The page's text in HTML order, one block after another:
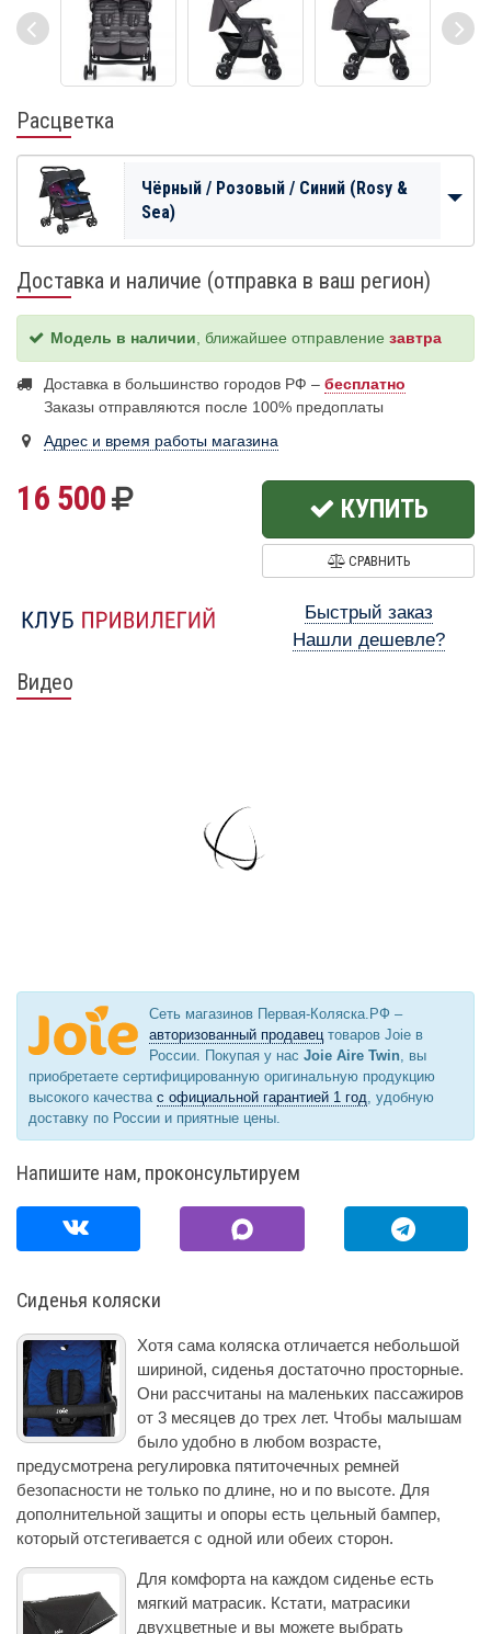
Расцветка
Чёрный / Розовый / Синий (Rosy &
Sea)
Доставка и наличие (отправка в ваш регион)
Модель в наличии , ближайшее отправление завтра
Доставка в большинство городов РФ – бесплатно
Заказы отправляются после 100% предоплаты
Адрес и время работы магазина
16 500 КУПИТЬ
СРАВНИТЬ
Быстрый заказ
Нашли дешевле?
Видео
Сеть магазинов Первая-Коляска.РФ –
авторизованный продавецтоваров Joie в
России. Покупая у нас Joie Aire Twin, вы
приобретаете сертифицированную оригинальную продукцию
высокого качества с официальной гарантией 1 год, удобную
доставку по России и приятные цены.
Напишите нам, проконсультируем
Сиденья коляски
Хотя сама коляска отличается небольшой
шириной, сиденья достаточно просторные.
Они рассчитаны на маленьких пассажиров
от 3 месяцев до трех лет. Чтобы малышам
было удобно в любом возрасте,
предусмотрена регулировка пятиточечных ремней
безопасности не только по длине, но и по высоте. Для
дополнительной защиты и опоры есть цельный бампер,
который отстегивается с одной или обеих сторон.
Для комфорта на каждом сиденье есть
мягкий матрасик. Кстати, матрасики
двухцветные и вы можете выбрать